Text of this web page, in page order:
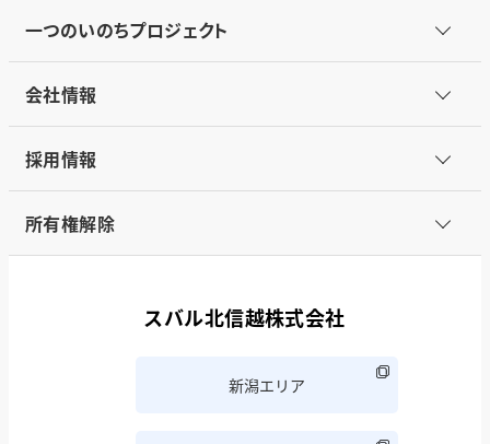
一つのいのちプロジェクト
会社情報
採用情報
所有権解除
スバル北信越株式会社
新潟エリア